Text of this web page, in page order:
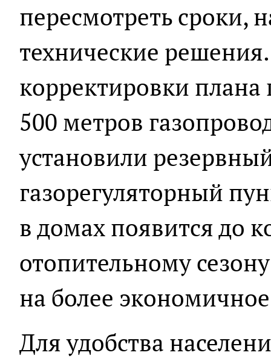
пересмотреть сроки,
технические
корректировки
500 метров
установили
газорегуляторный
в домах появится до
отопительному
на более
Для удобства